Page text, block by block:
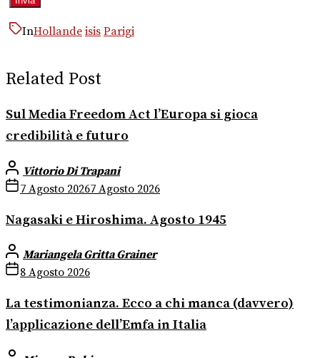
InHollande isis Parigi
Related Post
Sul Media Freedom Act l’Europa si gioca
credibilità e futuro
Vittorio Di Trapani
7 Agosto 20267 Agosto 2026
Nagasaki e Hiroshima. Agosto 1945
Mariangela Gritta Grainer
8 Agosto 2026
La testimonianza. Ecco a chi manca (davvero)
l’applicazione dell’Emfa in Italia